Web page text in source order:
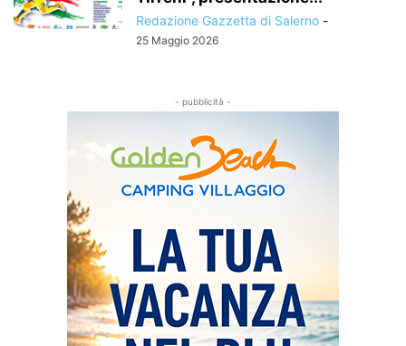
Redazione Gazzetta di Salerno -
25 Maggio 2026
- pubblicità -